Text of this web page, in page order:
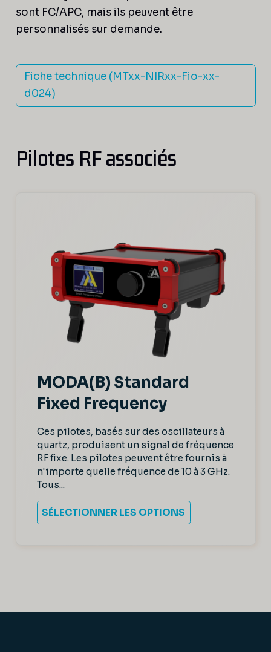
sont FC/APC, mais ils peuvent être
personnalisés sur demande.
Fiche technique (MTxx-NIRxx-Fio-xx-
d024)
Pilotes RF associés
MODA(B) Standard
Fixed Frequency
Ces pilotes, basés sur des oscillateurs à
quartz, produisent un signal de fréquence
RF fixe. Les pilotes peuvent être fournis à
n'importe quelle fréquence de 10 à 3 GHz.
Tous...
SÉLECTIONNER LES OPTIONS